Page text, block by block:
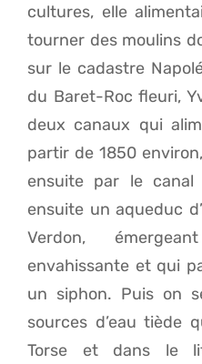
cultures, elle
tourner des moulins
sur le cadastre
du Baret-Roc fleuri,
deux canaux qui
partir de 1850
ensuite par le canal
ensuite un aqueduc
Verdon,
envahissante et qui
un siphon. Puis on
sources d’eau tiède
Torse et dans le